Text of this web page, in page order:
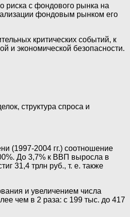
риска с фондового рынка на
фондовым рынком его
критических событий, к
и экономической безопасности.
структура спроса и
(1997-2004 гг.) соотношение
До 3,7% к ВВП выросла в
31,4 трлн руб., т. е. также
и увеличением числа
чем в 2 раза: с 199 тыс. до 417